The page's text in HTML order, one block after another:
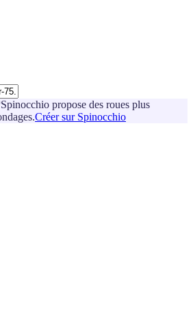
Spinocchio propose des roues plus
Créer sur Spinocchio